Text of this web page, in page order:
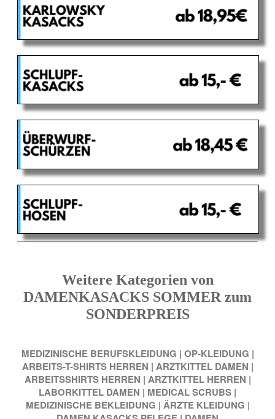
Weitere Kategorien von
DAMENKASACKS SOMMER zum
SONDERPREIS
MEDIZINISCHE BERUFSKLEIDUNG | OP-KLEIDUNG |
ARBEITS-T-SHIRTS HERREN | ARZTKITTEL DAMEN |
ARBEITSSHIRTS HERREN | ARZTKITTEL HERREN |
LABORKITTEL DAMEN | MEDICAL SCRUBS |
MEDIZINISCHE BEKLEIDUNG | ÄRZTE KLEIDUNG |